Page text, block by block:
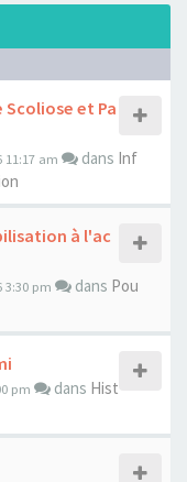
et Pa
11:17 am dans Inf
à l'ac
3:30 pm dans Pou
pm dans Hist